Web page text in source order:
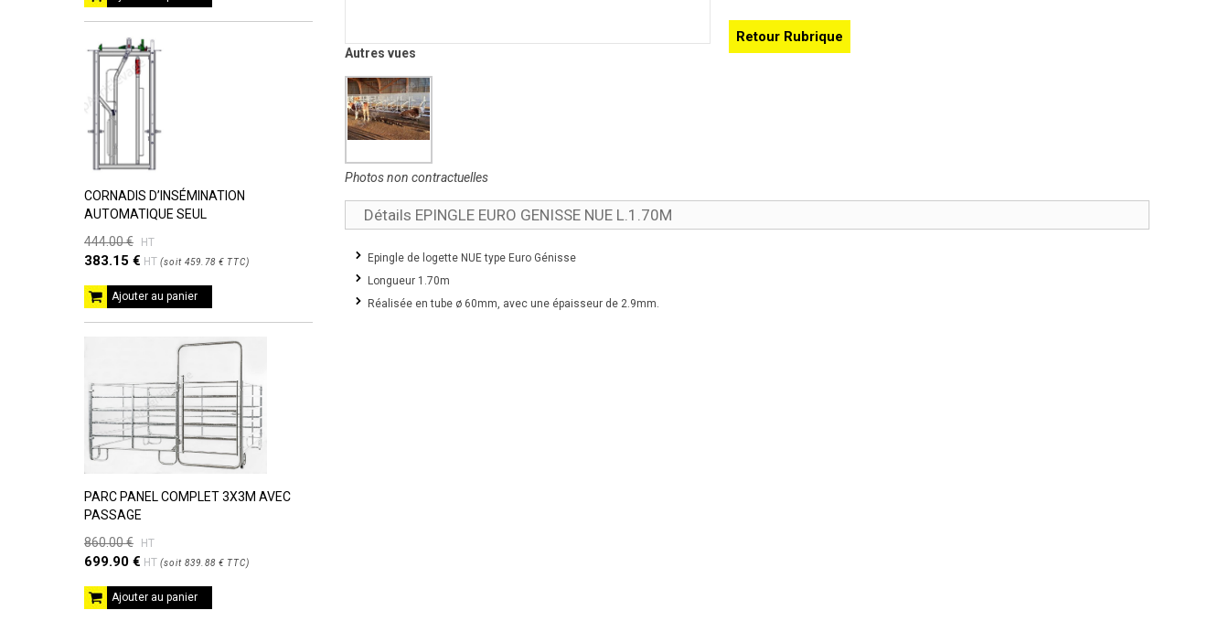
CORNADIS D’INSÉMINATION
AUTOMATIQUE SEUL
444.00 €
HT
383.15 € HT (soit 459.78 € TTC)
Ajouter au panier
PARC PANEL COMPLET 3X3M AVEC
PASSAGE
860.00 €
HT
699.90 € HT (soit 839.88 € TTC)
Ajouter au panier
Autres vues
Photos non contractuelles
Retour Rubrique
Détails EPINGLE EURO GENISSE NUE L.1.70M
Epingle de logette NUE type Euro Génisse
Longueur 1.70m
Réalisée en tube ø 60mm, avec une épaisseur de 2.9mm.